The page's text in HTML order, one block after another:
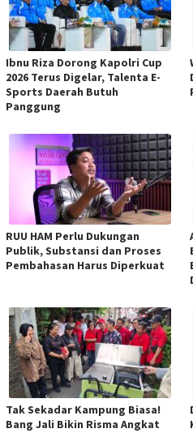
Ibnu Riza Dorong Kapolri Cup
2026 Terus Digelar, Talenta E-
Sports Daerah Butuh
Panggung
RUU HAM Perlu Dukungan
Publik, Substansi dan Proses
Pembahasan Harus Diperkuat
Tak Sekadar Kampung Biasa!
Bang Jali Bikin Risma Angkat